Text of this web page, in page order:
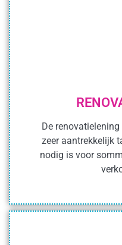
De
zeer aantrekkelijk
nodig is voor